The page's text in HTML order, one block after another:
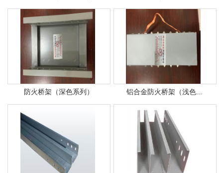
防火桥架（深色系列） 铝合金防火桥架（浅色...